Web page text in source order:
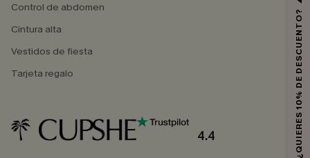
Control de abdomen
Cintura alta
Vestidos de fiesta
Tarjeta regalo
4.4 ¿QUIERES 10% DE DESCUENTO?